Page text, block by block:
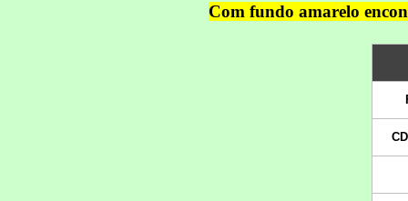
Com fundo amarelo